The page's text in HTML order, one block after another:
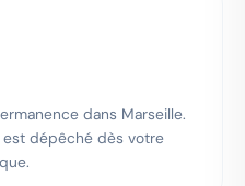
dans Marseille.
dépêché dès votre